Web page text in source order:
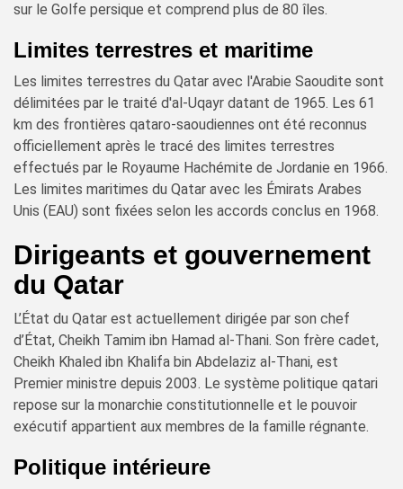
sur le Golfe persique et comprend plus de 80 îles.
Limites terrestres et maritime
Les limites terrestres du Qatar avec l'Arabie Saoudite sont
délimitées par le traité d'al-Uqayr datant de 1965. Les 61
km des frontières qataro-saoudiennes ont été reconnus
officiellement après le tracé des limites terrestres
effectués par le Royaume Hachémite de Jordanie en 1966.
Les limites maritimes du Qatar avec les Émirats Arabes
Unis (EAU) sont fixées selon les accords conclus en 1968.
Dirigeants et gouvernement
du Qatar
L’État du Qatar est actuellement dirigée par son chef
d’État, Cheikh Tamim ibn Hamad al-Thani. Son frère cadet,
Cheikh Khaled ibn Khalifa bin Abdelaziz al-Thani, est
Premier ministre depuis 2003. Le système politique qatari
repose sur la monarchie constitutionnelle et le pouvoir
exécutif appartient aux membres de la famille régnante.
Politique intérieure